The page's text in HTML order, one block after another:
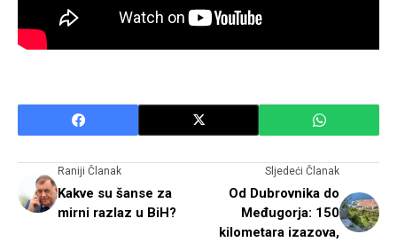
Raniji Članak
Kakve su šanse za
mirni razlaz u BiH?
Sljedeći Članak
Od Dubrovnika do
Međugorja: 150
kilometara izazova,